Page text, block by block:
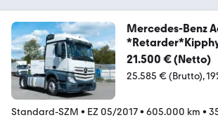
Mercedes-Benz
21.500 € (Netto)
25.585 € (Brutto)
Standard-SZM • EZ 05/2017• 605.000 km •